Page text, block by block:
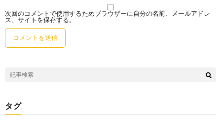
次回のコメントで使用するためブラウザーに自分の名前、メールアドレ
ス、サイトを保存する。
タグ